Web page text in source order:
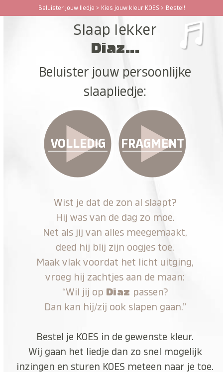
Beluister jouw liedje > Kies jouw kleur KOES > Bestel!
Open
Close
Slaap lekker
Diaz...
Beluister jouw persoonlijke
slaapliedje:
VOLLEDIG FRAGMENT
Wist je dat de zon al slaapt?
Hij was van de dag zo moe.
Net als jij van alles meegemaakt,
deed hij blij zijn oogjes toe.
Maak vlak voordat het licht uitging,
vroeg hij zachtjes aan de maan:
“Wil jij op Diaz passen?
Dan kan hij/zij ook slapen gaan.”
Bestel je KOES in de gewenste kleur.
Wij gaan het liedje dan zo snel mogelijk
inzingen en sturen KOES meteen naar je toe.